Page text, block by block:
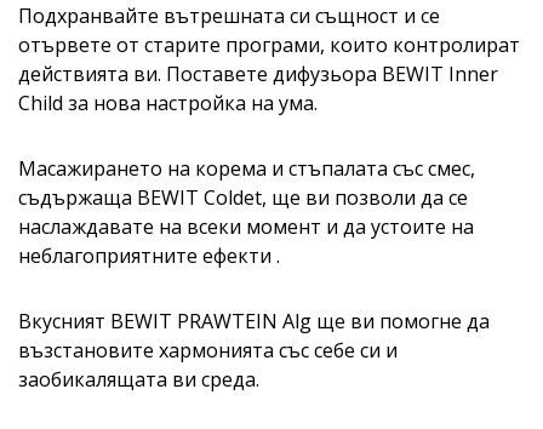
Подхранвайте вътрешната си същност и се
отървете от старите програми, които контролират
действията ви. Поставете дифузьора BEWIT Inner
Child за нова настройка на ума.
Масажирането на корема и стъпалата със смес,
съдържаща BEWIT Coldet, ще ви позволи да се
наслаждавате на всеки момент и да устоите на
неблагоприятните ефекти .
Вкусният BEWIT PRAWTEIN Alg ще ви помогне да
възстановите хармонията със себе си и
заобикалящата ви среда.